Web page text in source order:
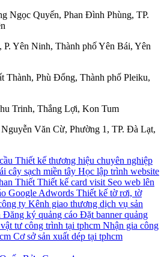
Ngọc Quyến, Phan Đình Phùng, TP.
P. Yên Ninh, Thành phố Yên Bái, Yên
Thành, Phù Đổng, Thành phố Pleiku,
Trinh, Thắng Lợi, Kon Tum
Văn Cừ, Phường 1, TP. Đà Lạt,
Thiết kế thương hiệu chuyên nghiệp
cây sạch miền tây Học lập trình website
Thiết Thiết kế card visit Seo web lên
Google Adwords Thiết kế tờ rơi, tờ
ty Kênh giao thương dịch vụ sản
Đăng ký quảng cáo Đặt banner quảng
tư công trình tại tphcm Nhận gia công
Cơ sở sản xuất dép tại tphcm